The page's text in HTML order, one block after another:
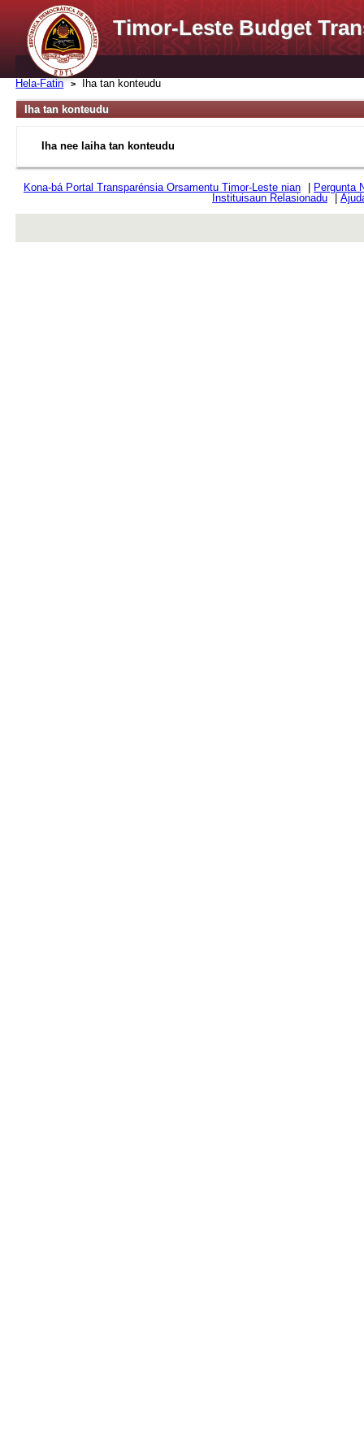
Timor-Leste Budget
Hela-Fatin Iha tan konteudu
Iha tan konteudu
Iha nee laiha tan konteudu
Kona-bá Portal Transparénsia Orsamentu Timor-Leste nian
Pergunta
Instituisaun Relasionadu